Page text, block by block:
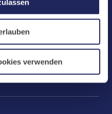
verwenden